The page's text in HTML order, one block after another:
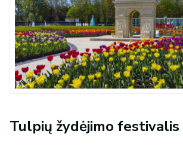
Tulpių žydėjimo festivalis